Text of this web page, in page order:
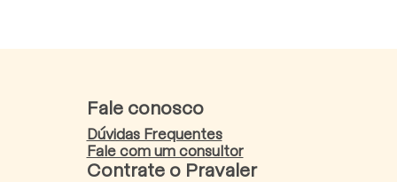
Fale conosco
Dúvidas Frequentes
Fale com um consultor
Contrate o Pravaler